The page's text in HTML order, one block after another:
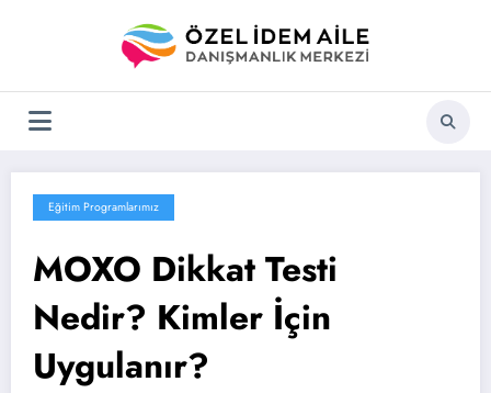
Eğitim Programlarımız
MOXO Dikkat Testi
Nedir? Kimler İçin
Uygulanır?